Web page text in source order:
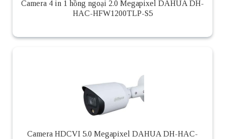
Camera 4 in 1 hồng ngoại 2.0 Megapixel DAHUA DH-
HAC-HFW1200TLP-S5
Camera HDCVI 5.0 Megapixel DAHUA DH-HAC-